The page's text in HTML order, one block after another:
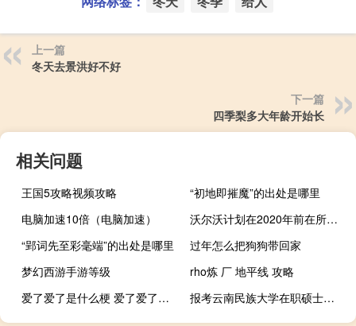
上一篇
冬天去景洪好不好
下一篇
四季梨多大年龄开始长
相关问题
王国5攻略视频攻略
“初地即摧魔”的出处是哪里
电脑加速10倍（电脑加速）
沃尔沃计划在2020年前在所有汽车上安装180公里/小时的限速器
“郢词先至彩毫端”的出处是哪里
过年怎么把狗狗带回家
梦幻西游手游等级
rho炼 厂 地平线 攻略
爱了爱了是什么梗 爱了爱了是什么梗
报考云南民族大学在职硕士流程